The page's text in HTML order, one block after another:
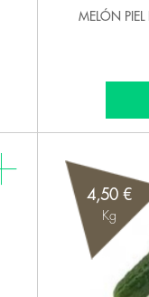
MELÓN
4,50 €
Kg